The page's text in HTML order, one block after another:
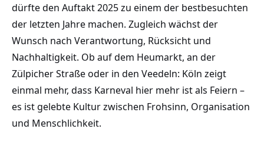
dürfte den Auftakt 2025 zu einem der bestbesuchten
der letzten Jahre machen. Zugleich wächst der
Wunsch nach Verantwortung, Rücksicht und
Nachhaltigkeit. Ob auf dem Heumarkt, an der
Zülpicher Straße oder in den Veedeln: Köln zeigt
einmal mehr, dass Karneval hier mehr ist als Feiern –
es ist gelebte Kultur zwischen Frohsinn, Organisation
und Menschlichkeit.